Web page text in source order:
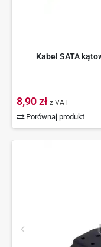
Kabel SATA
8,90 zł z VAT
Porównaj produkt